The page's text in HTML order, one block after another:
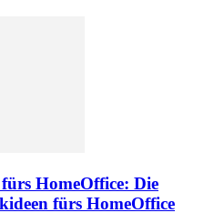
HomeOffice: Die
fürs HomeOffice